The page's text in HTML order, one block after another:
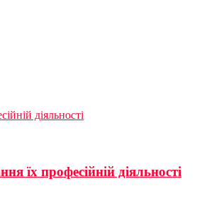
діяльності
їх професійній діяльності